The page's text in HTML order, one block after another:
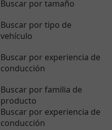
Buscar por tamaño
Buscar por tipo de
vehículo
Buscar por experiencia de
conducción
Buscar por familia de
producto
Buscar por experiencia de
conducción